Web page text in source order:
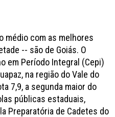
médio com as melhores
-- são de Goiás. O
em Período Integral (Cepi)
na região do Vale do
7,9, a segunda maior do
públicas estaduais,
Preparatória de Cadetes do